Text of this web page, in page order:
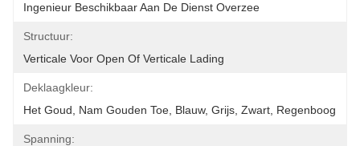
Ingenieur Beschikbaar Aan De Dienst Overzee
Structuur:
Verticale Voor Open Of Verticale Lading
Deklaagkleur:
Het Goud, Nam Gouden Toe, Blauw, Grijs, Zwart, Regenboog
Spanning: